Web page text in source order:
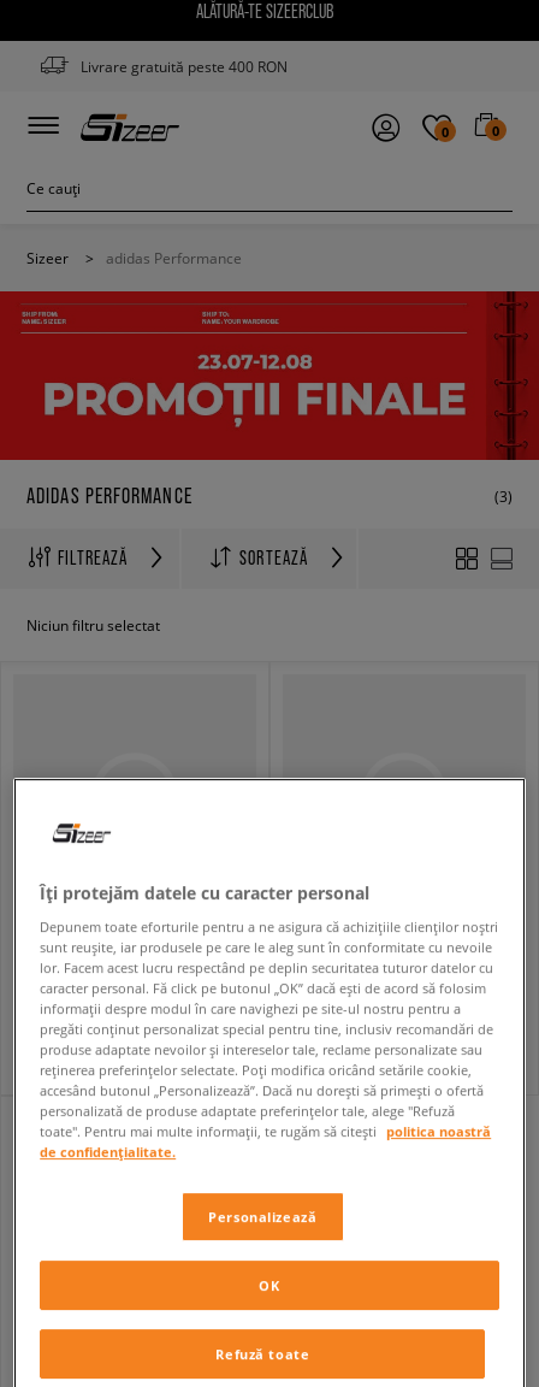
ALĂTURĂ-TE SIZEERCLUB
Livrare gratuită peste 400 RON
0 0
Sizeer > adidas Performance
ADIDAS PERFORMANCE (3)
FILTREAZĂ SORTEAZĂ
Niciun filtru selectat
ADIDAS ADIZERO EVO SL
bărbați
589,99 RON
749,99 RON
599,99 RON - cel mai mic preț
ADIDAS TERREX SNOWPITCH
bărbați
549,99 RON
699,99 RON
559,99 RON - cel mai mic preț
ADIDAS TERREX SNOWPITCH
Îți protejăm datele cu caracter personal
Depunem toate eforturile pentru a ne asigura că achizițiile clienților noștri
sunt reușite, iar produsele pe care le aleg sunt în conformitate cu nevoile
lor. Facem acest lucru respectând pe deplin securitatea tuturor datelor cu
caracter personal. Fă click pe butonul „OK” dacă ești de acord să folosim
informații despre modul în care navighezi pe site-ul nostru pentru a
pregăti conținut personalizat special pentru tine, inclusiv recomandări de
produse adaptate nevoilor și intereselor tale, reclame personalizate sau
reținerea preferințelor selectate. Poți modifica oricând setările cookie,
accesând butonul „Personalizează”. Dacă nu dorești să primești o ofertă
personalizată de produse adaptate preferințelor tale, alege "Refuză
toate". Pentru mai multe informații, te rugăm să citești
politica noastră
de confidențialitate.
Personalizează
Refuză toate
OK